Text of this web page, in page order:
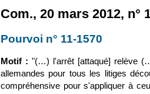
Com., 20 mars 2012, n°
Pourvoi n° 11-1570
Motif : "(…)
l'arrêt [attaqué] relève
allemandes pour tous les litiges
compréhensive pour s'appliquer à